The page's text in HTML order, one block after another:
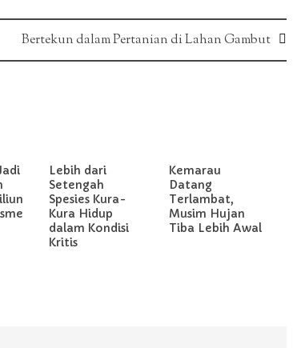
Bertekun dalam Pertanian di Lahan Gambut
Lebih dari
Setengah
Spesies Kura-
Kura Hidup
dalam Kondisi
Kritis
Kemarau
Datang
Terlambat,
Musim Hujan
Tiba Lebih Awal